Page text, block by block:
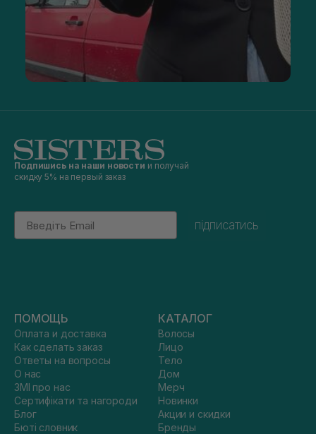
Подпишись на наши новости и получай
скидку 5% на первый заказ
Email
підписатись
ПОМОЩЬ
Оплата и доставка
Как сделать заказ
Ответы на вопросы
О нас
ЗМІ про нас
Сертифікати та нагороди
Блог
Бюті словник
КАТАЛОГ
Волосы
Лицо
Тело
Дом
Мерч
Новинки
Акции и скидки
Бренды